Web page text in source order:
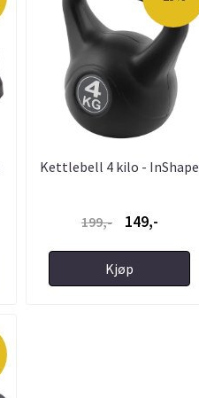
Kettlebell 4 kilo - InShape
199,- 149,-
Kjøp